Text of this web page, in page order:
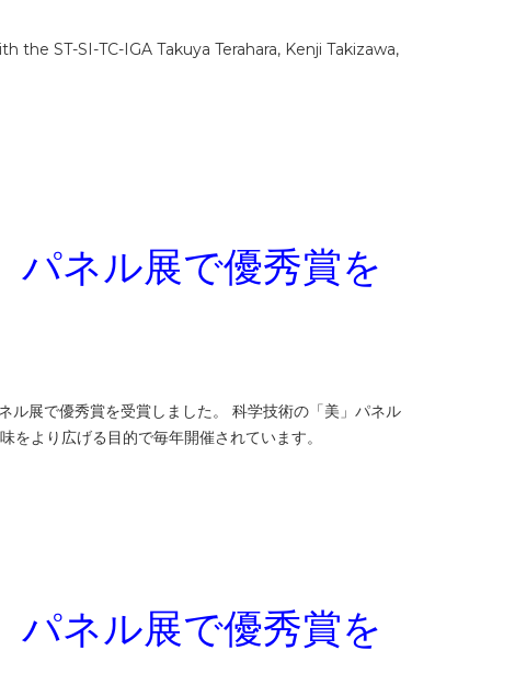
ST-SI-TC-IGA Takuya Terahara, Kenji Takizawa,
パネル展で優秀賞を
展で優秀賞を受賞しました。 科学技術の「美」パネル
より広げる目的で毎年開催されています。
パネル展で優秀賞を